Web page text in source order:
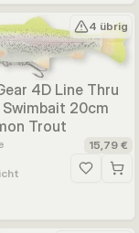
4 übrig
4D Line Thru
20cm
Trout
15,79 €
Zur